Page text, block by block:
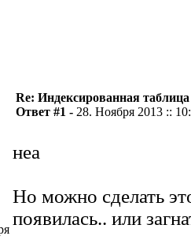
Re: Индексированная таблица
Ответ #1 - 28. Ноября 2013 ::
неа
Но можно сделать
появилась.. или